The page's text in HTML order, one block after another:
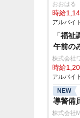
おおはる
時給
アルバイ
「福
午前の
株式会社
時給
アルバイ
NEW
導警備
株式会社